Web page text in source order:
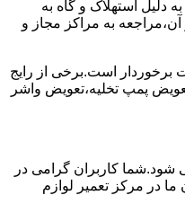
استهلاک و گاه به
به مراکز مجاز و
برخوردار است.برخی از رایج
پمپ تخلیه،تعویض واشر
کاربران گرامی در
در مرکز تعمیر لوازم